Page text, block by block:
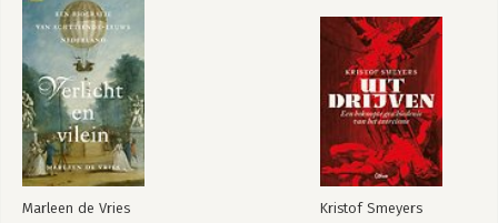
Trust; the social
virtues and the
creation of
prosperity
The End of History
and the Last Man
Marleen de Vries Kristof Smeyers